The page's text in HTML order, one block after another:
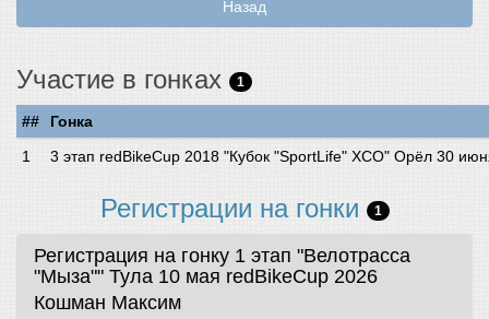
Назад
Участие в гонках 1
##
Гонка
3 этап redBikeCup 2018 "Кубок "SportLife" XCO" Орёл 30
Регистрации на гонки 1
Регистрация на гонку 1 этап "Велотрасса
"Мыза"" Тула 10 мая redBikeCup 2026
Кошман Максим